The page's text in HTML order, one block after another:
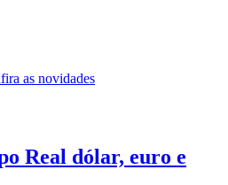
as novidades
Real dólar, euro e